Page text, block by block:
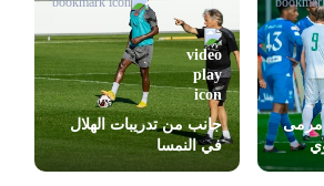
مرمى
جانب من تدريبات الهلال
في النمسا